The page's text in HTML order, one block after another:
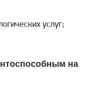
услуг;
на